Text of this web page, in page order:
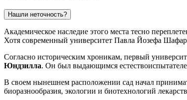
Нашли неточность?
Академическое наследие этого места тесно
Хотя современный университет Павла Йозефа
Согласно историческим хроникам, первый
Юндзилла. Он был выдающимся
В своем нынешнем расположении сад начал
биоразнообразия, экологии и биотехнологий